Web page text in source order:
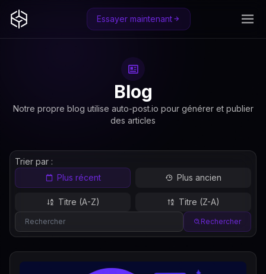
Essayer maintenant
Blog
Notre propre blog utilise auto-post.io pour générer et publier
des articles
Trier par :
Plus récent
Plus ancien
Titre (A-Z) Titre (Z-A)
Rechercher